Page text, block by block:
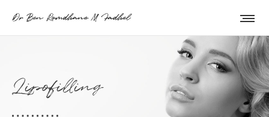
Lipofilling